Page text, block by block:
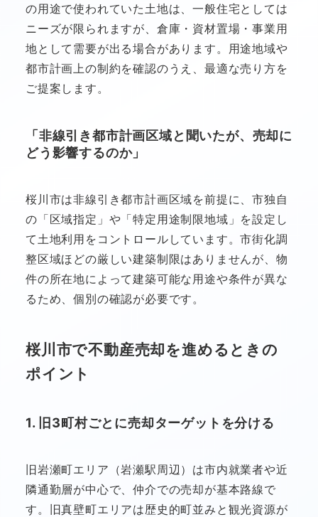
の用途で使われていた土地は、一般住宅としては
ニーズが限られますが、倉庫・資材置場・事業用
地として需要が出る場合があります。用途地域や
都市計画上の制約を確認のうえ、最適な売り方を
ご提案します。
「非線引き都市計画区域と聞いたが、売却に
どう影響するのか」
桜川市は非線引き都市計画区域を前提に、市独自
の「区域指定」や「特定用途制限地域」を設定し
て土地利用をコントロールしています。市街化調
整区域ほどの厳しい建築制限はありませんが、物
件の所在地によって建築可能な用途や条件が異な
るため、個別の確認が必要です。
桜川市で不動産売却を進めるときの
ポイント
1. 旧3町村ごとに売却ターゲットを分ける
旧岩瀬町エリア（岩瀬駅周辺）は市内就業者や近
隣通勤層が中心で、仲介での売却が基本路線で
す。旧真壁町エリアは歴史的町並みと観光資源が